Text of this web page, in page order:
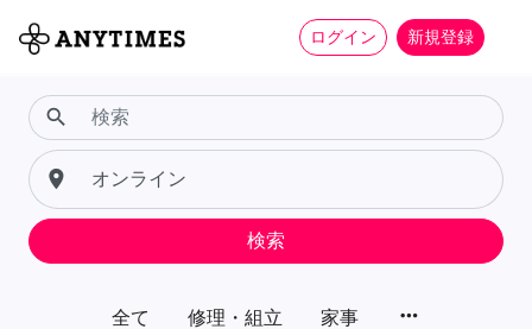
ログイン 新規登録
全て 修理・組立 家事 more_horiz
search
place
検索